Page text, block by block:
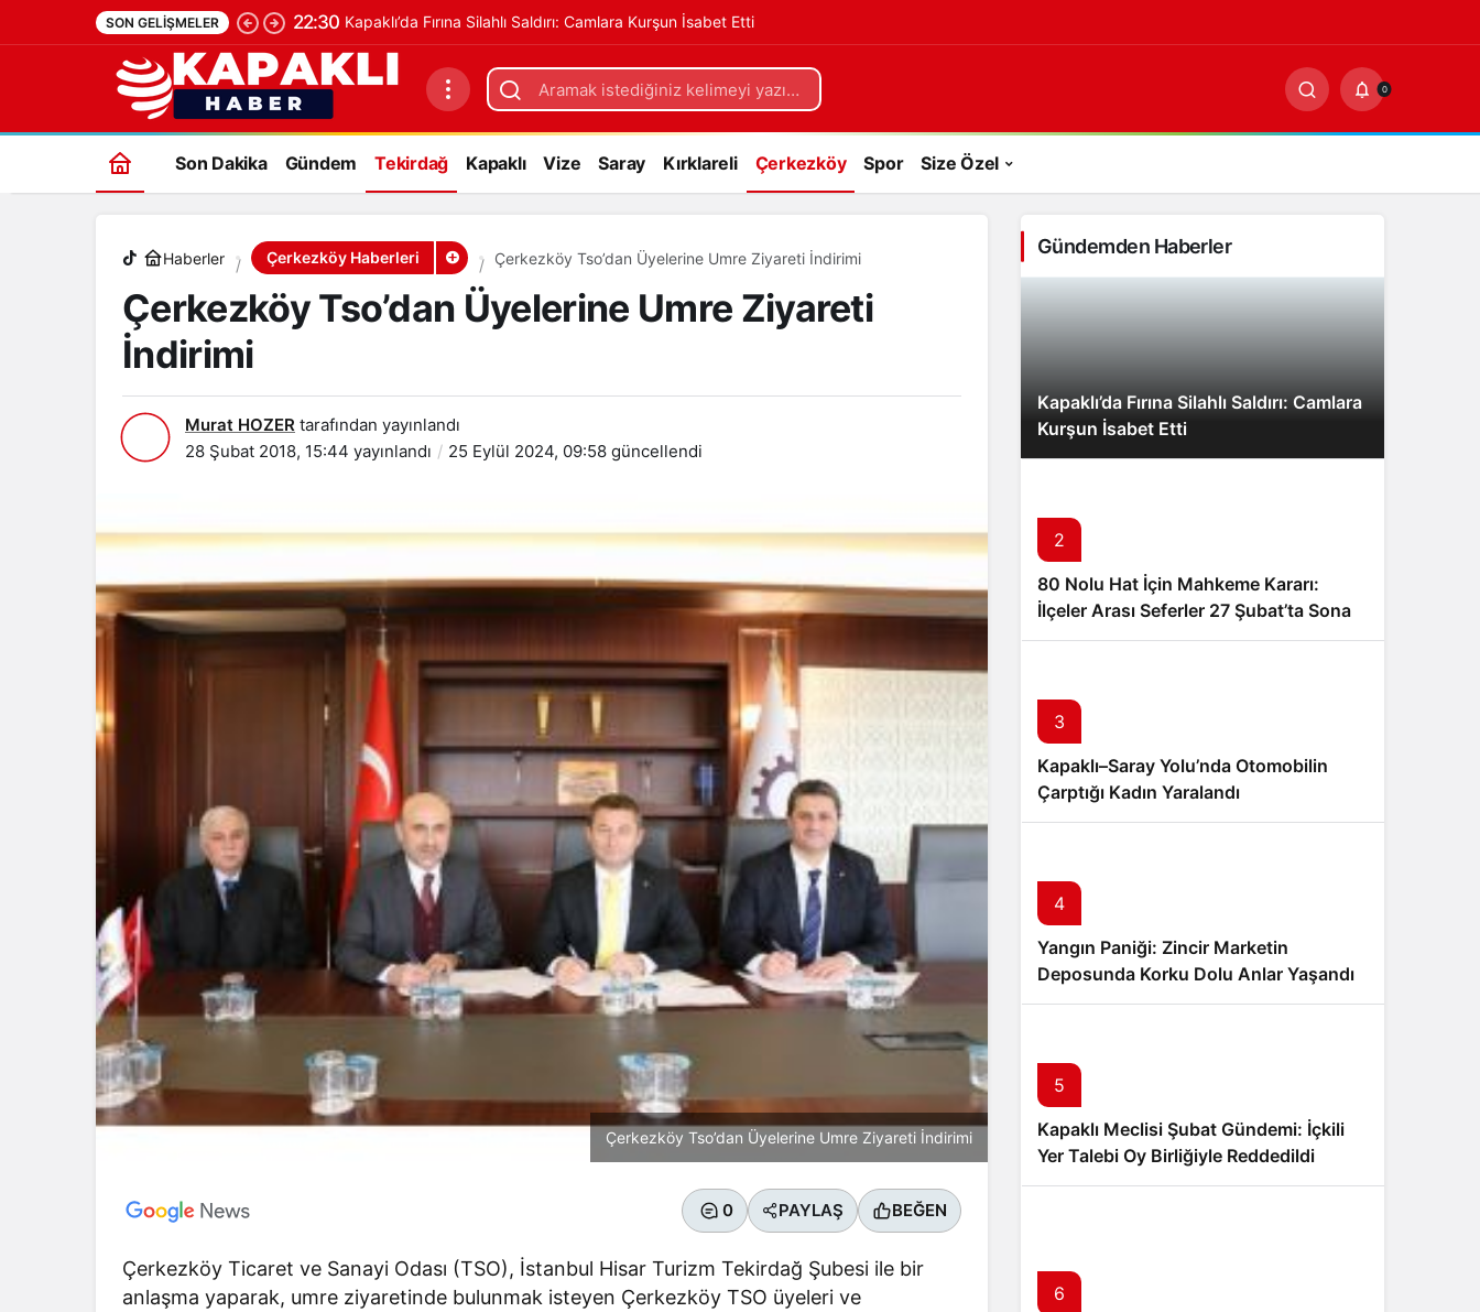
SON GELIŞMELER 22:30 Kapaklı’da Fırına Silahlı Saldırı: Camlara Kurşun İsabet Etti
0
Son Dakika Gündem Tekirdağ Kapaklı Vize Saray Kırklareli Çerkezköy Spor Size Özel
Haberler Çerkezköy Haberleri Çerkezköy Tso’dan Üyelerine Umre Ziyareti İndirimi
Çerkezköy Tso’dan Üyelerine Umre Ziyareti
İndirimi
Murat HOZER tarafından yayınlandı
28 Şubat 2018, 15:44 yayınlandı 25 Eylül 2024, 09:58 güncellendi
Çerkezköy Tso’dan Üyelerine Umre Ziyareti İndirimi
0 PAYLAŞ BEĞEN
Çerkezköy Ticaret ve Sanayi Odası (TSO), İstanbul Hisar Turizm Tekirdağ Şubesi ile bir
anlaşma yaparak, umre ziyaretinde bulunmak isteyen Çerkezköy TSO üyeleri ve
Çerkezköy Tso’dan Üyelerine Umre Ziyareti İndirimi
Gündemden Haberler
Kapaklı’da Fırına Silahlı Saldırı: Camlara
Kurşun İsabet Etti
2
80 Nolu Hat İçin Mahkeme Kararı:
İlçeler Arası Seferler 27 Şubat’ta Sona
Eriyor
3
Kapaklı–Saray Yolu’nda Otomobilin
Çarptığı Kadın Yaralandı
4
Yangın Paniği: Zincir Marketin
Deposunda Korku Dolu Anlar Yaşandı
5
Kapaklı Meclisi Şubat Gündemi: İçkili
Yer Talebi Oy Birliğiyle Reddedildi
6